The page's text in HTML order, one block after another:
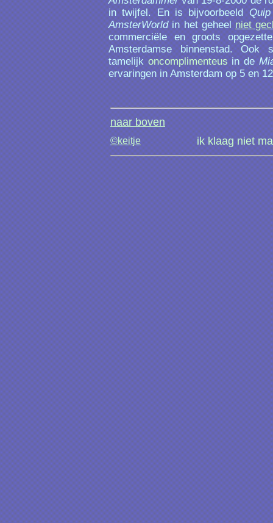
in twijfel. En is bijvoorbeeld
AmsterWorldin het geheelniet
commerciële en groots
Amsterdamse binnenstad. Ook
tamelijkoncomplimenteusin de
ervaringen in Amsterdam op 5 en
naar boven
©keitje ik klaag niet